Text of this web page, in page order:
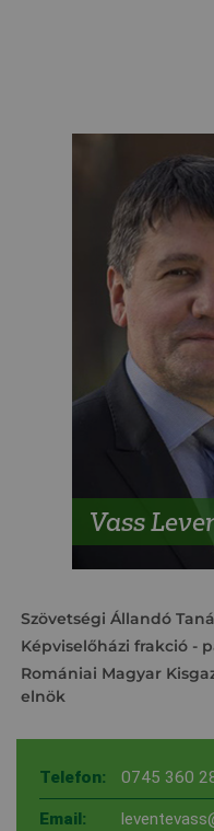
Vass
Szövetségi Állandó
Képviselőházi frakció -
Romániai Magyar
elnök
Telefon: 0745 360
Email: